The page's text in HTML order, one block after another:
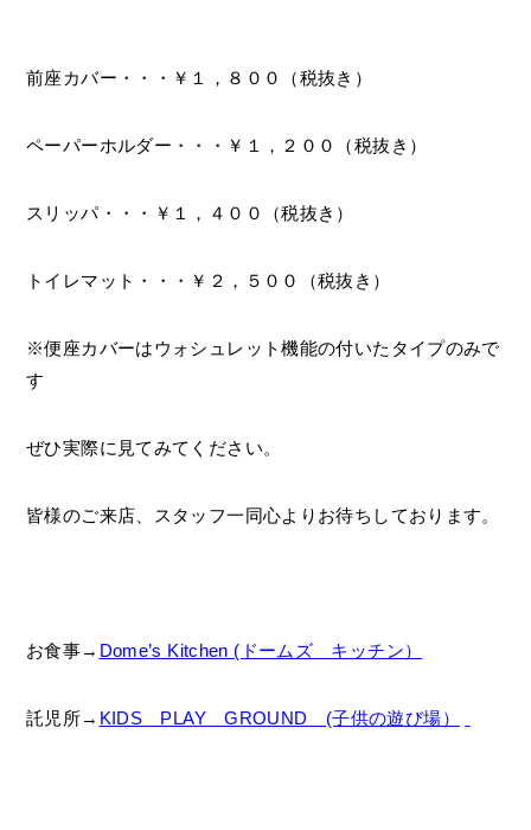
前座カバー・・・￥１，８００（税抜き）
ペーパーホルダー・・・￥１，２００（税抜き）
スリッパ・・・￥１，４００（税抜き）
トイレマット・・・￥２，５００（税抜き）
※便座カバーはウォシュレット機能の付いたタイプのみで
す
ぜひ実際に見てみてください。
皆様のご来店、スタッフ一同心よりお待ちしております。
お食事→ Dome’s Kitchen (ドームズ キッチン）
託児所→ KIDS PLAY GROUND (子供の遊び場）